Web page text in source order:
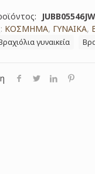
ΚΟΣΜΗΜΑ, ΓΥΝΑΙΚΑ,
γυναικεία